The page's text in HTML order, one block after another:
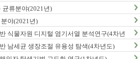
균류분야(2021년)
야(2021년)
식물자원 디지털 염기서열 분석연구(4차년
남세균 생장조절 유용성 탐색(4차년도)